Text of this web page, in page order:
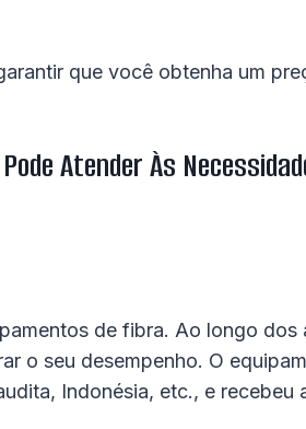
que você obtenha um
Atender Às
de fibra. Ao longo
o seu desempenho. O
Indonésia, etc., e